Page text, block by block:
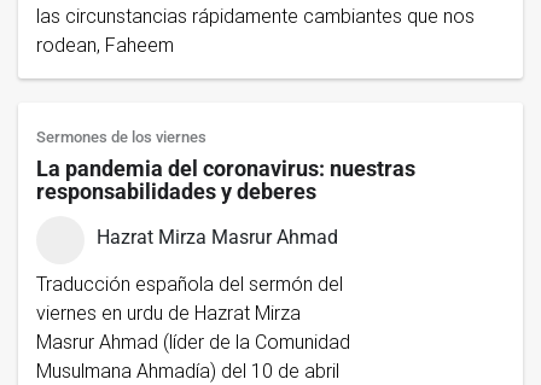
las circunstancias rápidamente cambiantes que nos
rodean, Faheem
Sermones de los viernes
La pandemia del coronavirus: nuestras
responsabilidades y deberes
Hazrat Mirza Masrur Ahmad
Traducción española del sermón del
viernes en urdu de Hazrat Mirza
Masrur Ahmad (líder de la Comunidad
Musulmana Ahmadía) del 10 de abril